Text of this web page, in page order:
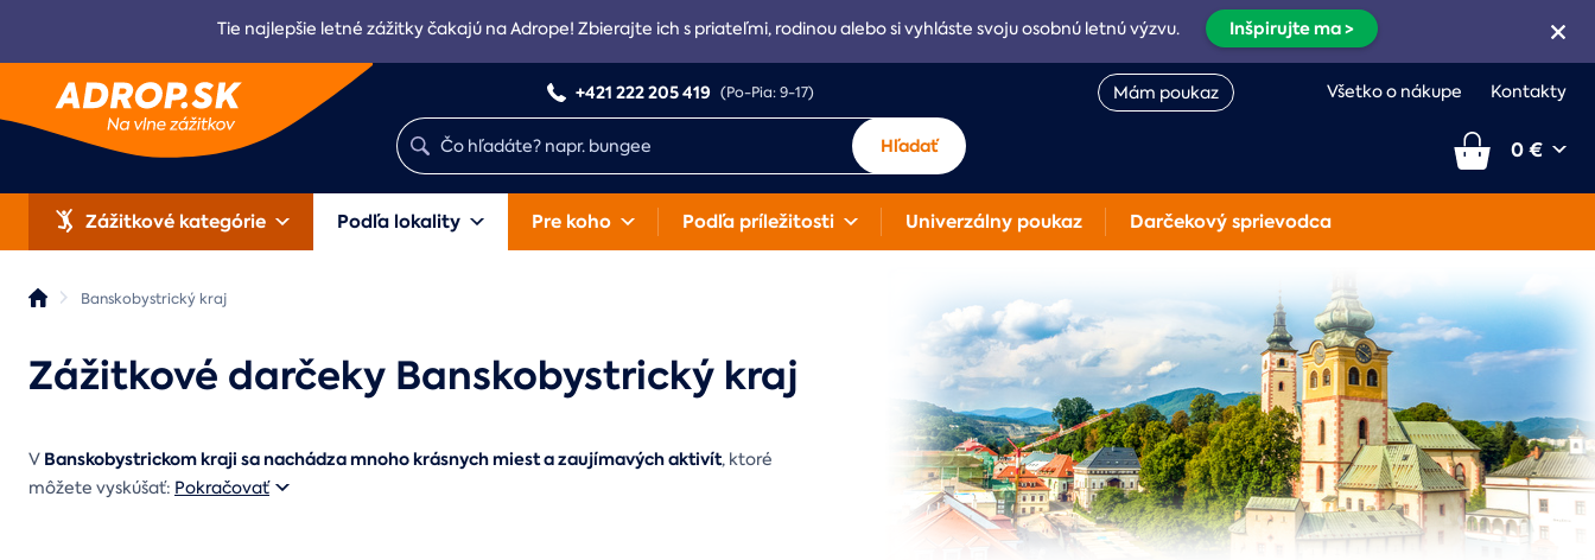
Tie najlepšie letné zážitky čakajú na Adrope! Zbierajte ich s priateľmi, rodinou alebo si vyhláste svoju osobnú letnú výzvu. Inšpirujte ma >
+421 222 205 419 (Po-Pia: 9-17) Mám poukaz Všetko o nákupe Kontakty
Hľadať 0 €
Zážitkové kategórie Podľa lokality Pre koho Podľa príležitosti Univerzálny poukaz Darčekový sprievodca
Banskobystrický kraj
Zážitkové darčeky Banskobystrický kraj
V Banskobystrickom kraji sa nachádza mnoho krásnych miest a zaujímavých aktivít, ktoré
môžete vyskúšať: Pokračovať